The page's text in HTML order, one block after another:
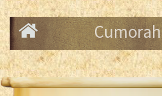
Cumorah